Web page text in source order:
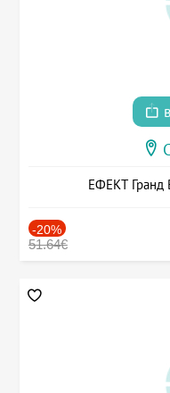
ЕФЕКТ Гранд
-20%
51.64€